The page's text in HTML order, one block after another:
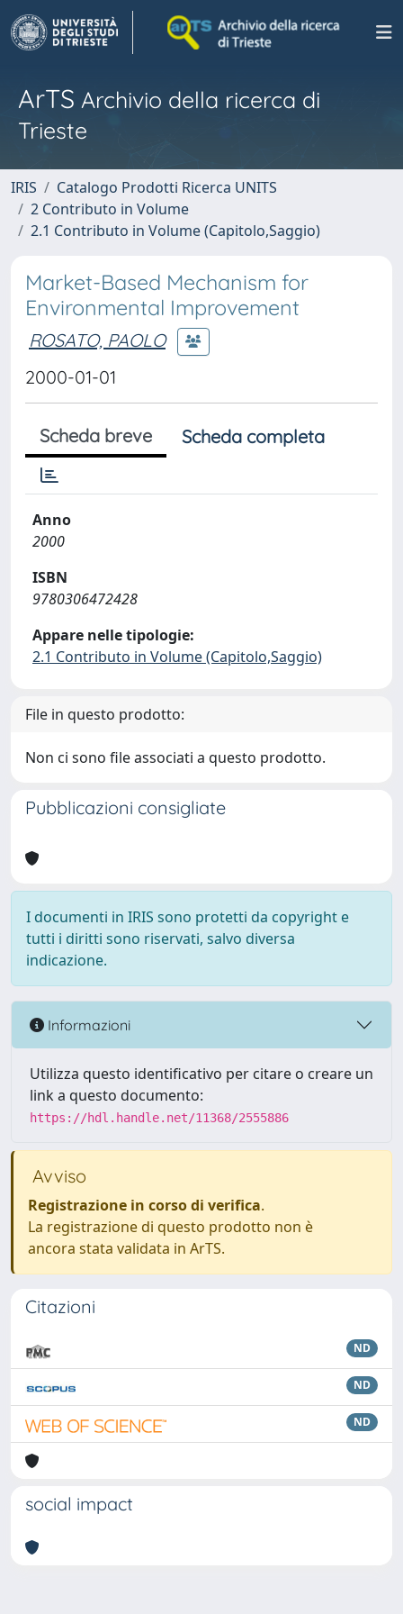
ArTS Archivio della ricerca di
Trieste
IRIS
Catalogo Prodotti Ricerca UNITS
2 Contributo in Volume
2.1 Contributo in Volume (Capitolo,Saggio)
Market-Based Mechanism for
Environmental Improvement
ROSATO, PAOLO
2000-01-01
Scheda breve Scheda completa
Anno
2000
ISBN
9780306472428
Appare nelle tipologie:
2.1 Contributo in Volume (Capitolo,Saggio)
File in questo prodotto:
Non ci sono file associati a questo prodotto.
Pubblicazioni consigliate
I documenti in IRIS sono protetti da copyright e
tutti i diritti sono riservati, salvo diversa
indicazione.
Informazioni
Utilizza questo identificativo per citare o creare un
link a questo documento:
https://hdl.handle.net/11368/2555886
Avviso
Registrazione in corso di verifica.
La registrazione di questo prodotto non è
ancora stata validata in ArTS.
Citazioni
ND
ND
ND
social impact